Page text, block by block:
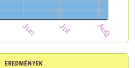
EREDMÉNYEK